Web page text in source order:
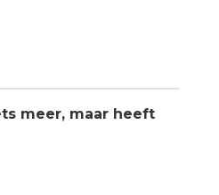
meer, maar heeft